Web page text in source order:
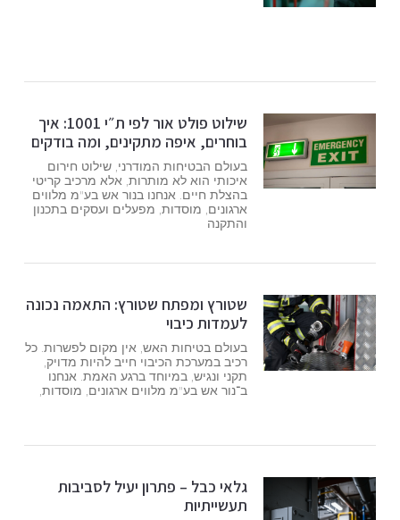
שילוט פולט אור לפי ת״י 1001: איך
בוחרים, איפה מתקינים, ומה בודקים
בעולם הבטיחות המודרני, שילוט חירום
איכותי הוא לא מותרות, אלא מרכיב קריטי
בהצלת חיים. אנחנו בנור אש בע"מ מלווים
ארגונים, מוסדות, מפעלים ועסקים בתכנון
והתקנה
שטורץ ומפתח שטורץ: התאמה נכונה
לעמדות כיבוי
בעולם בטיחות האש, אין מקום לפשרות. כל
רכיב במערכת הכיבוי חייב להיות מדויק,
תקני ונגיש, במיוחד ברגע האמת. אנחנו
ב־נור אש בע"מ מלווים ארגונים, מוסדות,
גלאי כבל – פתרון יעיל לסביבות
תעשייתיות